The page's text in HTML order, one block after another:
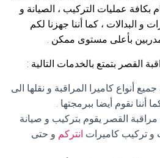
بكافة عمليات التركيب ، الصيانة و
و البدالات ، كما أننا جهزنا لكم
بأعلى مستوى ممكن .
القصر بتمتع بالخدمات التالية :
أنواع كاميرا المراقبة و نقلها الى
أننا نقوم أيضا ببرمجتها .
القصر يقوم بتركيب و صيانة
و تركيب كاميرات انتركم و حتى